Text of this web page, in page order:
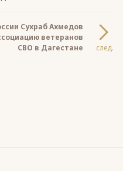
Сухраб Ахмедов
ветеранов
СВО в Дагестане
след.